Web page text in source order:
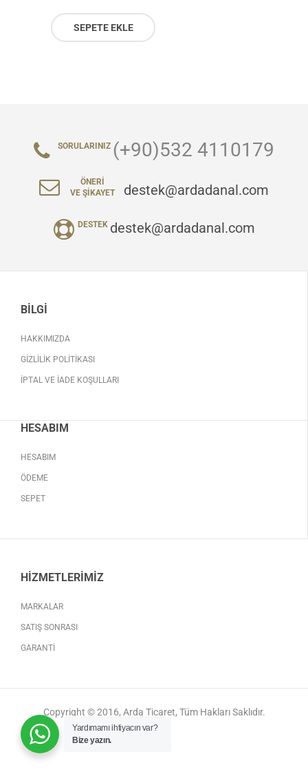
SEPETE EKLE
SORULARINIZ (+90)532 4110179
ÖNERI
VE ŞIKAYET
destek@ardadanal.com
DESTEK destek@ardadanal.com
BILGI
HAKKIMIZDA
GIZLILIK POLITIKASI
İPTAL VE İADE KOŞULLARI
HESABIM
HESABIM
ÖDEME
SEPET
HIZMETLERIMIZ
MARKALAR
SATIŞ SONRASI
GARANTI
Copyright © 2016, Arda Ticaret, Tüm Hakları Saklıdır.
Yardımamı ihtiyacın var?
Bize yazın.